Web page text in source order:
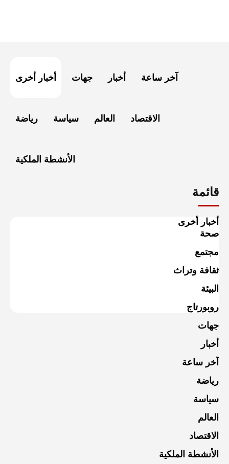
أخبار أخرى جهات أخبار آخر ساعة
رياضة سياسة العالم الاقتصاد
الأنشطة الملكية
قائمة
أخبار أخرى
صحة
مجتمع
ثقافة وتراث
البيئة
روبورتاج
جهات
أخبار
آخر ساعة
رياضة
سياسة
العالم
الاقتصاد
الأنشطة الملكية